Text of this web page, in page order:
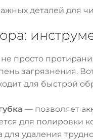
деталей для
не просто
загрязнения.
для быстрой
— позволяет
для полировки
удаления